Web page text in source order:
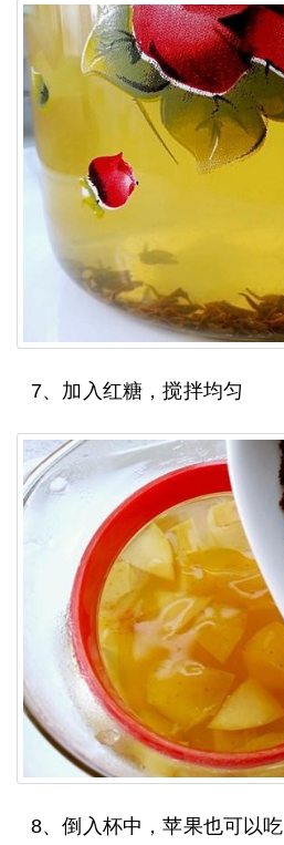
7、加入红糖，搅拌均匀
8、倒入杯中，苹果也可以吃